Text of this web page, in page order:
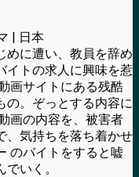
| 日本
めに遭い、教員を辞め
イトの求人に興味を惹
画サイトにある残酷
の。ぞっとする内容に
画の内容を、被害者
、気持ちを落ち着かせ
のバイトをすると嘘
いく。